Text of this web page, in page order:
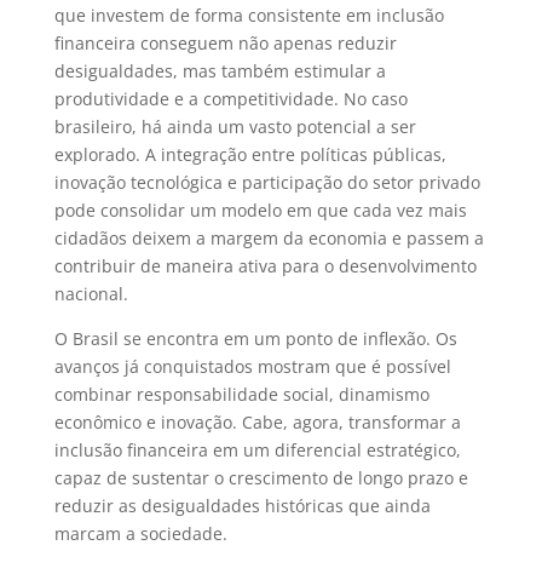
que investem de forma consistente em inclusão
financeira conseguem não apenas reduzir
desigualdades, mas também estimular a
produtividade e a competitividade. No caso
brasileiro, há ainda um vasto potencial a ser
explorado. A integração entre políticas públicas,
inovação tecnológica e participação do setor privado
pode consolidar um modelo em que cada vez mais
cidadãos deixem a margem da economia e passem a
contribuir de maneira ativa para o desenvolvimento
nacional.
O Brasil se encontra em um ponto de inflexão. Os
avanços já conquistados mostram que é possível
combinar responsabilidade social, dinamismo
econômico e inovação. Cabe, agora, transformar a
inclusão financeira em um diferencial estratégico,
capaz de sustentar o crescimento de longo prazo e
reduzir as desigualdades históricas que ainda
marcam a sociedade.